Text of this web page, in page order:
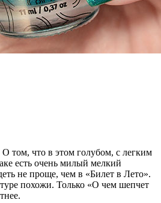
том, что в этом голубом, с легким
есть очень милый мелкий
не проще, чем в «Билет в Лето».
похожи. Только «О чем шепчет